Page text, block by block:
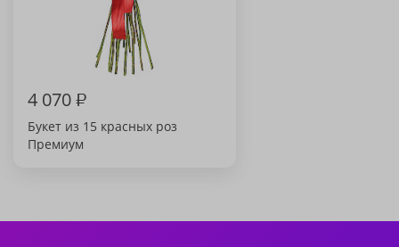
4 070₽
Букет из 15 красных роз
Премиум